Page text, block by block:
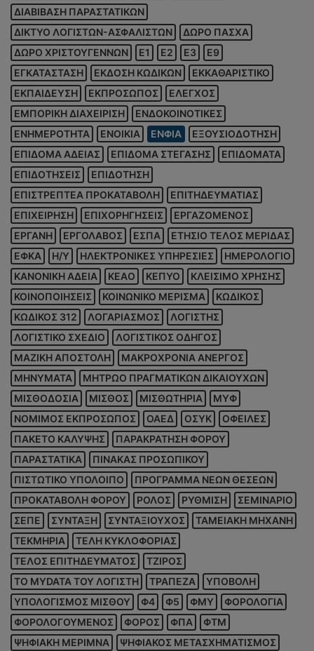
ΔΙΑΒΙΒΑΣΗ ΠΑΡΑΣΤΑΤΙΚΩΝ
ΔΙΚΤΥΟ ΛΟΓΙΣΤΩΝ-ΑΣΦΑΛΙΣΤΩΝ
ΔΩΡΟ ΠΑΣΧΑ
ΔΩΡΟ ΧΡΙΣΤΟΥΓΕΝΝΩΝ
Ε1 Ε2 Ε3
Ε9
ΕΓΚΑΤΑΣΤΑΣΗ
ΕΚΔΟΣΗ ΚΩΔΙΚΩΝ
ΕΚΚΑΘΑΡΙΣΤΙΚΟ
ΕΚΠΑΙΔΕΥΣΗ
ΕΚΠΡΟΣΩΠΟΣ
ΕΛΕΓΧΟΣ
ΕΜΠΟΡΙΚΗ ΔΙΑΧΕΙΡΙΣΗ
ΕΝΔΟΚΟΙΝΟΤΙΚΕΣ
ΕΝΗΜΕΡΟΤΗΤΑ
ΕΝΟΙΚΙΑ ΕΝΦΙΑ
ΕΞΟΥΣΙΟΔΟΤΗΣΗ
ΕΠΙΔΟΜΑ ΑΔΕΙΑΣ
ΕΠΙΔΟΜΑ ΣΤΕΓΑΣΗΣ
ΕΠΙΔΟΜΑΤΑ
ΕΠΙΔΟΤΗΣΕΙΣ
ΕΠΙΔΟΤΗΣΗ
ΕΠΙΣΤΡΕΠΤΕΑ ΠΡΟΚΑΤΑΒΟΛΗ
ΕΠΙΤΗΔΕΥΜΑΤΙΑΣ
ΕΠΙΧΕΙΡΗΣΗ
ΕΠΙΧΟΡΗΓΗΣΕΙΣ
ΕΡΓΑΖΟΜΕΝΟΣ
ΕΡΓΑΝΗ
ΕΡΓΟΛΑΒΟΣ ΕΣΠΑ
ΕΤΗΣΙΟ ΤΕΛΟΣ ΜΕΡΙΔΑΣ
ΕΦΚΑ
Η/Υ ΗΛΕΚΤΡΟΝΙΚΕΣ ΥΠΗΡΕΣΙΕΣ
ΗΜΕΡΟΛΟΓΙΟ
ΚΑΝΟΝΙΚΗ ΑΔΕΙΑ
ΚΕΑΟ ΚΕΠΥΟ
ΚΛΕΙΣΙΜΟ ΧΡΗΣΗΣ
ΚΟΙΝΟΠΟΙΗΣΕΙΣ
ΚΟΙΝΩΝΙΚΟ ΜΕΡΙΣΜΑ
ΚΩΔΙΚΟΣ
ΚΩΔΙΚΟΣ 312
ΛΟΓΑΡΙΑΣΜΟΣ
ΛΟΓΙΣΤΗΣ
ΛΟΓΙΣΤΙΚΟ ΣΧΕΔΙΟ
ΛΟΓΙΣΤΙΚΟΣ ΟΔΗΓΟΣ
ΜΑΖΙΚΗ ΑΠΟΣΤΟΛΗ
ΜΑΚΡΟΧΡΟΝΙΑ ΑΝΕΡΓΟΣ
ΜΗΝΥΜΑΤΑ
ΜΗΤΡΩΟ ΠΡΑΓΜΑΤΙΚΩΝ ΔΙΚΑΙΟΥΧΩΝ
ΜΙΣΘΟΔΟΣΙΑ
ΜΙΣΘΟΣ ΜΙΣΘΩΤΗΡΙΑ
ΜΥΦ
ΝΟΜΙΜΟΣ ΕΚΠΡΟΣΩΠΟΣ
ΟΑΕΔ ΟΣΥΚ
ΟΦΕΙΛΕΣ
ΠΑΚΕΤΟ ΚΑΛΥΨΗΣ
ΠΑΡΑΚΡΑΤΗΣΗ ΦΟΡΟΥ
ΠΑΡΑΣΤΑΤΙΚΑ
ΠΙΝΑΚΑΣ ΠΡΟΣΩΠΙΚΟΥ
ΠΙΣΤΩΤΙΚΟ ΥΠΟΛΟΙΠΟ
ΠΡΟΓΡΑΜΜΑ ΝΕΩΝ ΘΕΣΕΩΝ
ΠΡΟΚΑΤΑΒΟΛΗ ΦΟΡΟΥ
ΡΟΛΟΣ ΡΥΘΜΙΣΗ
ΣΕΜΙΝΑΡΙΟ
ΣΕΠΕ
ΣΥΝΤΑΞΗ ΣΥΝΤΑΞΙΟΥΧΟΣ
ΤΑΜΕΙΑΚΗ ΜΗΧΑΝΗ
ΤΕΚΜΗΡΙΑ
ΤΕΛΗ ΚΥΚΛΟΦΟΡΙΑΣ
ΤΕΛΟΣ ΕΠΙΤΗΔΕΥΜΑΤΟΣ
ΤΖΙΡΟΣ
ΤΟ MYDATA ΤΟΥ ΛΟΓΙΣΤΗ
ΤΡΑΠΕΖΑ
ΥΠΟΒΟΛΗ
ΥΠΟΛΟΓΙΣΜΟΣ ΜΙΣΘΟΥ
Φ4 Φ5 ΦΜΥ
ΦΟΡΟΛΟΓΙΑ
ΦΟΡΟΛΟΓΟΥΜΕΝΟΣ
ΦΟΡΟΣ ΦΠΑ
ΦΤΜ
ΨΗΦΙΑΚΗ ΜΕΡΙΜΝΑ
ΨΗΦΙΑΚΟΣ ΜΕΤΑΣΧΗΜΑΤΙΣΜΟΣ